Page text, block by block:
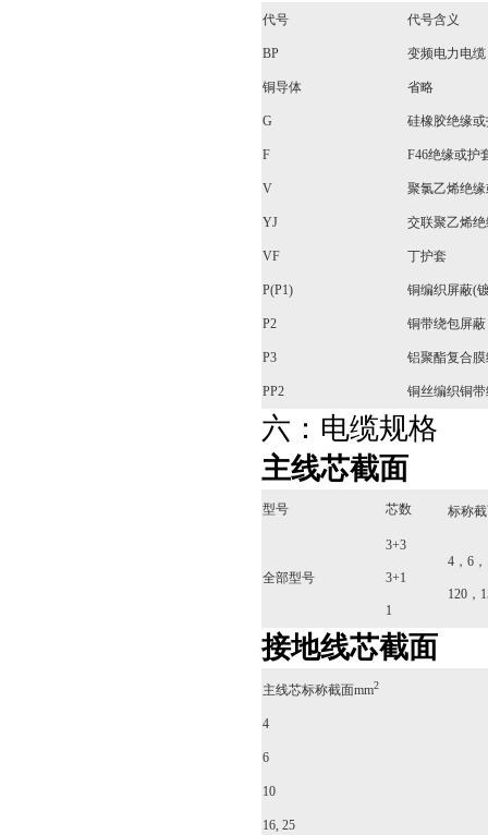
代号 代号含义
BP 变频电力电缆
铜导体 省略
G 硅橡胶绝缘
F F46绝缘或护
V 聚氯乙烯绝
YJ 交联聚乙烯
VF 丁护套
P(P1) 铜编织屏蔽(
P2 铜带绕包屏蔽
P3 铝聚酯复合
PP2 铜丝编织铜
六：电缆规格
主线芯截面
型号 芯数 标称
全部型号
3+3
3+1
1
4，6
120，
接地线芯截面
主线芯标称截面mm2
4
6
10
16, 25